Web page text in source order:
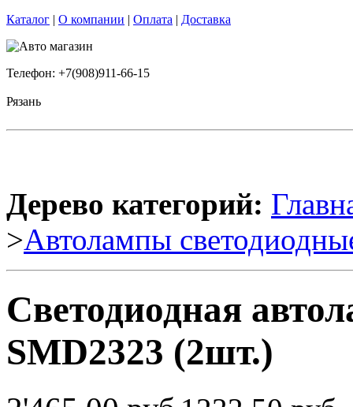
Каталог | О компании | Оплата | Доставка
Телефон: +7(908)911-66-15
Рязань
Дерево категорий:
>Автолампы
Светодиодная
SMD2323 (2шт.)